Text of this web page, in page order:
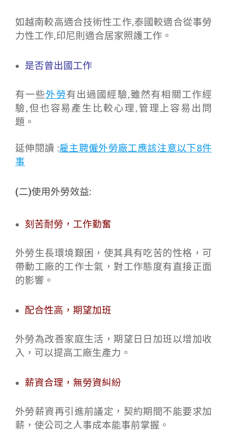
如越南較高適合技術性工作,泰國較適合從事勞
力性工作,印尼則適合居家照護工作。
是否曾出國工作
有一些外勞有出過國經驗,雖然有相關工作經
驗,但也容易產生比較心理,管理上容易出問
題。
延伸閱讀 :雇主聘僱外勞廠工應該注意以下8件
事
(二)使用外勞效益:
刻苦耐勞，工作勤奮
外勞生長環境艱困，使其具有吃苦的性格，可
帶動工廠的工作士氣，對工作態度有直接正面
的影響。
配合性高，期望加班
外勞為改善家庭生活，期望日日加班以增加收
入，可以提高工廠生產力。
薪資合理，無勞資糾紛
外勞薪資再引進前議定，契約期間不能要求加
薪，使公司之人事成本能事前掌握。